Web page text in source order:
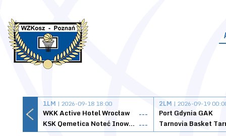
1LM | 2026-09-18 18:00
WKK Active Hotel Wrocław
---
KSK Qemetica Noteć Inowrocław ---
2LM | 2026-09-19
Port Gdynia GAK